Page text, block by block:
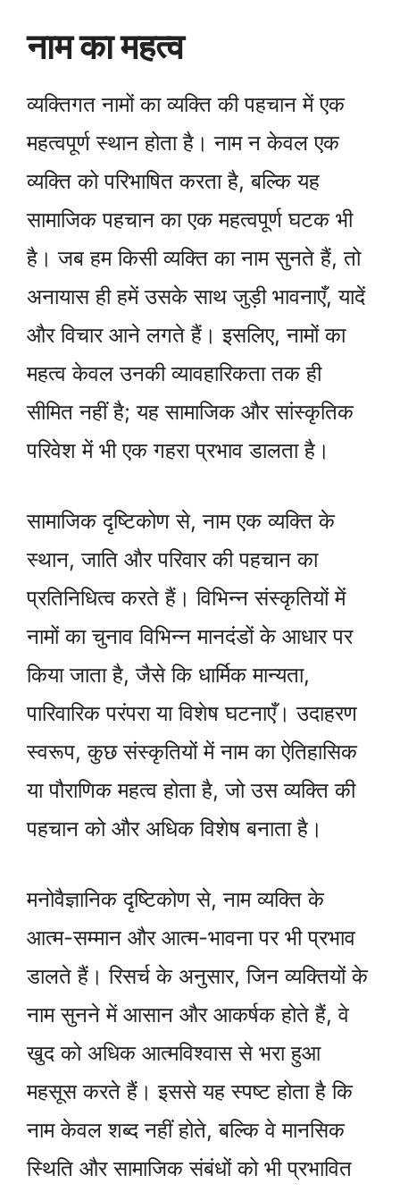
नाम का महत्व
व्यक्तिगत नामों का व्यक्ति की पहचान में एक
महत्वपूर्ण स्थान होता है। नाम न केवल एक
व्यक्ति को परिभाषित करता है, बल्कि यह
सामाजिक पहचान का एक महत्वपूर्ण घटक भी
है। जब हम किसी व्यक्ति का नाम सुनते हैं, तो
अनायास ही हमें उसके साथ जुड़ी भावनाएँ, यादें
और विचार आने लगते हैं। इसलिए, नामों का
महत्व केवल उनकी व्यावहारिकता तक ही
सीमित नहीं है; यह सामाजिक और सांस्कृतिक
परिवेश में भी एक गहरा प्रभाव डालता है।
सामाजिक दृष्टिकोण से, नाम एक व्यक्ति के
स्थान, जाति और परिवार की पहचान का
प्रतिनिधित्व करते हैं। विभिन्न संस्कृतियों में
नामों का चुनाव विभिन्न मानदंडों के आधार पर
किया जाता है, जैसे कि धार्मिक मान्यता,
पारिवारिक परंपरा या विशेष घटनाएँ। उदाहरण
स्वरूप, कुछ संस्कृतियों में नाम का ऐतिहासिक
या पौराणिक महत्व होता है, जो उस व्यक्ति की
पहचान को और अधिक विशेष बनाता है।
मनोवैज्ञानिक दृष्टिकोण से, नाम व्यक्ति के
आत्म-सम्मान और आत्म-भावना पर भी प्रभाव
डालते हैं। रिसर्च के अनुसार, जिन व्यक्तियों के
नाम सुनने में आसान और आकर्षक होते हैं, वे
खुद को अधिक आत्मविश्वास से भरा हुआ
महसूस करते हैं। इससे यह स्पष्ट होता है कि
नाम केवल शब्द नहीं होते, बल्कि वे मानसिक
स्थिति और सामाजिक संबंधों को भी प्रभावित